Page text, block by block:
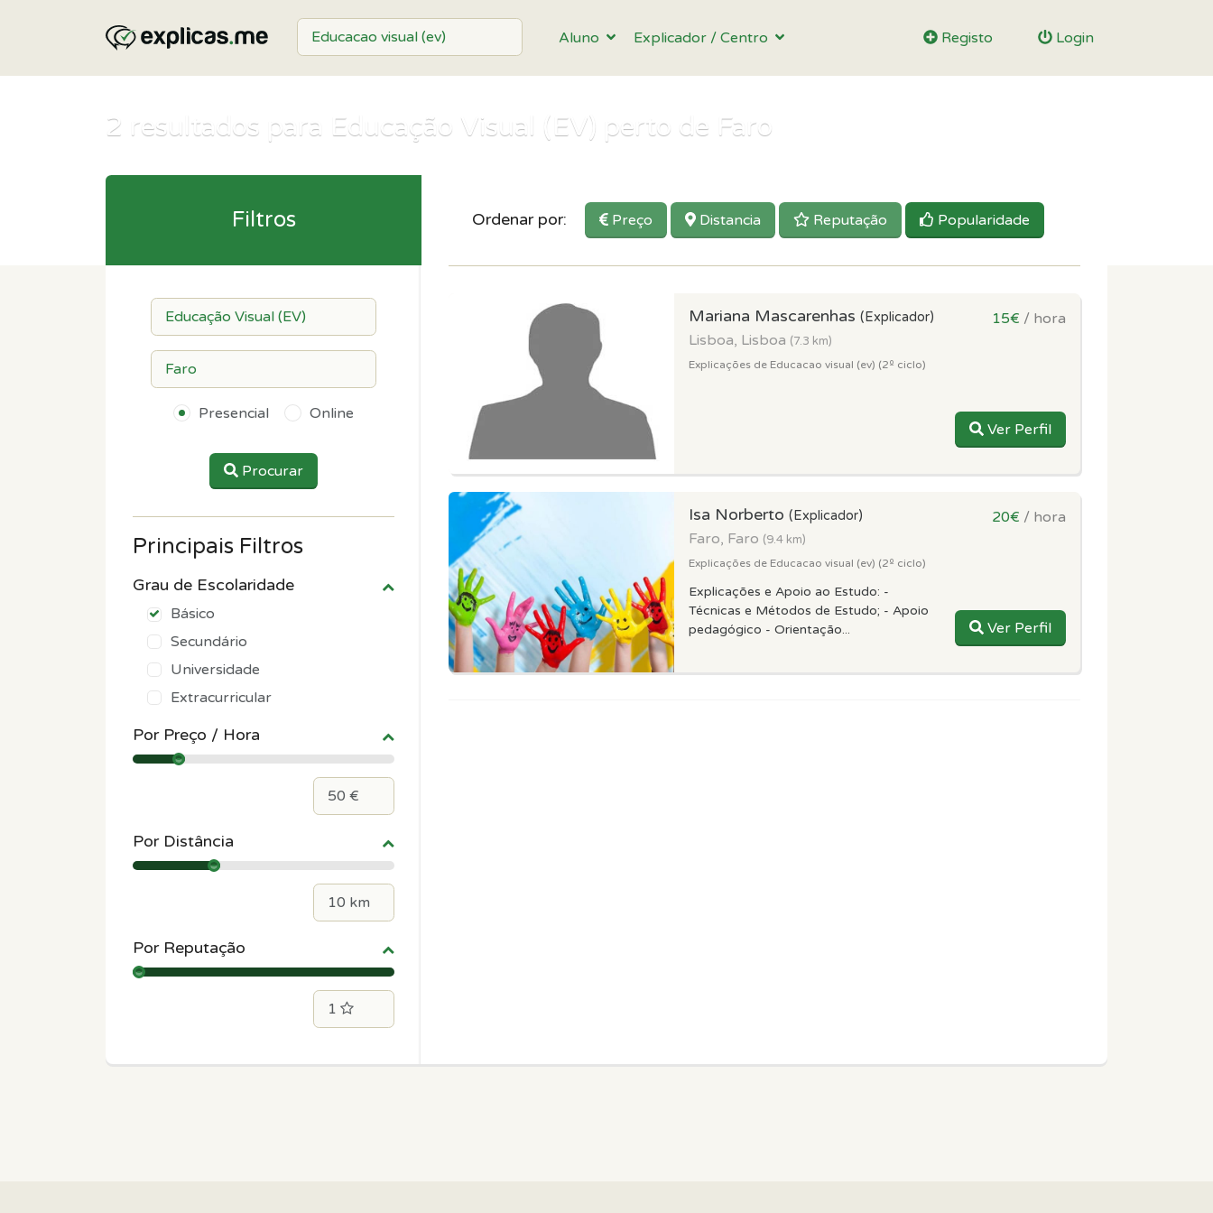
Aluno Explicador / Centro Registo Login
2 resultados para Educação Visual (EV) perto de Faro
Ordenar por: Preço Distancia Reputação Popularidade
Mariana Mascarenhas (Explicador)
Lisboa, Lisboa (7.3 km)
Explicações de Educacao visual (ev) (2º ciclo)
15€ / hora
Ver Perfil
Isa Norberto (Explicador)
Faro, Faro (9.4 km)
Explicações de Educacao visual (ev) (2º ciclo)
Explicações e Apoio ao Estudo: -
Técnicas e Métodos de Estudo; - Apoio
pedagógico - Orientação...
20€ / hora
Ver Perfil
Filtros
Presencial Online
Procurar
Principais Filtros
Grau de Escolaridade
Básico
Secundário
Universidade
Extracurricular
Por Preço / Hora
Por Distância
Por Reputação